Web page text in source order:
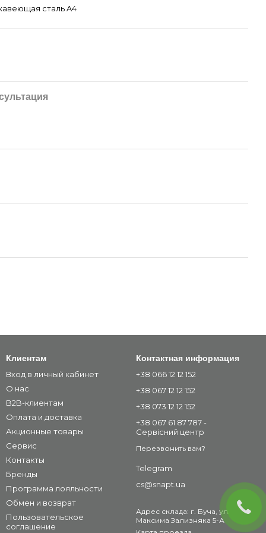
сталь A4
Клиентам
Вход в личный кабинет
О нас
B2B-клиентам
Оплата и доставка
Акционные товары
Сервис
Контакты
Бренды
Программа лояльности
Обмен и возврат
Пользовательское
соглашение
Контактная информация
+38 066 12 12 152
+38 067 12 12 152
+38 073 12 12 152
+38 067 61 87 787 -
Сервісний центр
Перезвонить вам?
Telegram
cs@snapt.ua
Адрес склада: г. Буча, ул.
Максима Зализняка 5-А